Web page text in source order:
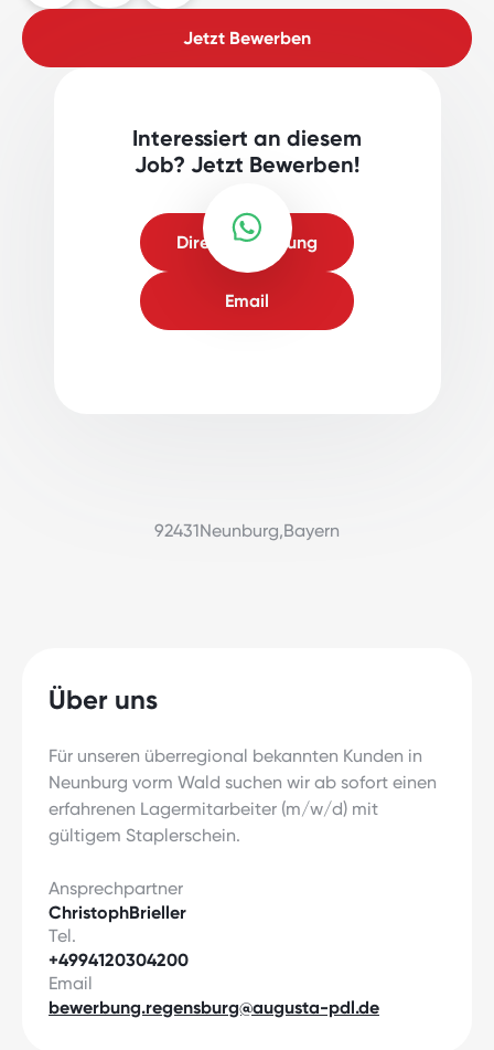
Jetzt Bewerben
Interessiert an diesem
Job? Jetzt Bewerben!
Direktbewerbung
Email
92431Neunburg,Bayern
Über uns
Für unseren überregional bekannten Kunden in
Neunburg vorm Wald suchen wir ab sofort einen
erfahrenen Lagermitarbeiter (m/w/d) mit
gültigem Staplerschein.
Ansprechpartner
ChristophBrieller
Tel.
+4994120304200
Email
bewerbung.regensburg@augusta-pdl.de